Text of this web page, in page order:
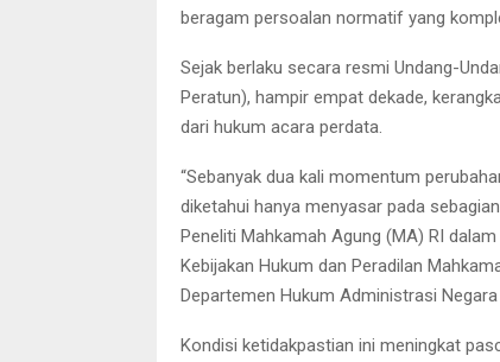
beragam persoalan normatif yang
Sejak berlaku secara resmi Undang-
Peratun), hampir empat dekade,
dari hukum acara perdata.
“Sebanyak dua kali momentum
diketahui hanya menyasar pada
Peneliti Mahkamah Agung (MA) RI
Kebijakan Hukum dan Peradilan
Departemen Hukum Administrasi
Kondisi ketidakpastian ini meningkat